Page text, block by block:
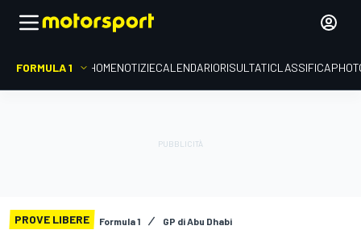
FORMULA 1 HOMENOTIZIECALENDARIORISULTATICLASSIFICA
PROVE LIBERE Formula 1 GP di Abu Dhabi